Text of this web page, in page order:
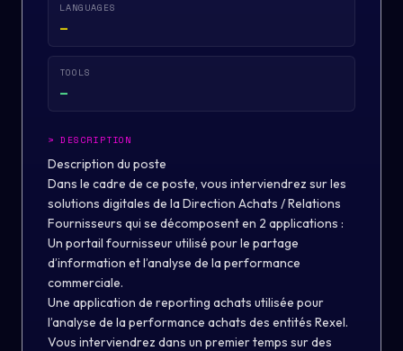
LANGUAGES
—
TOOLS
—
>DESCRIPTION
Description du poste
Dans le cadre de ce poste, vous interviendrez sur les
solutions digitales de la Direction Achats / Relations
Fournisseurs qui se décomposent en 2 applications :
Un portail fournisseur utilisé pour le partage
d’information et l’analyse de la performance
commerciale.
Une application de reporting achats utilisée pour
l’analyse de la performance achats des entités Rexel.
Vous interviendrez dans un premier temps sur des